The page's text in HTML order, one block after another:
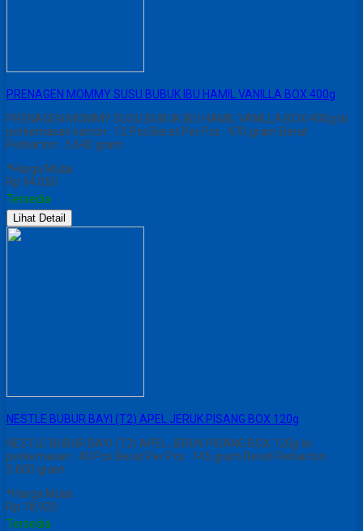
PRENAGEN MOMMY SUSU BUBUK IBU HAMIL VANILLA BOX 400g
PRENAGEN MOMMY SUSU BUBUK IBU HAMIL VANILLA BOX 400g Isi
perkemasan karton : 12 Pcs Berat Per Pcs : 470 gram Berat
Perkarton : 5.640 gram
*Harga Mulai
Rp 94.050
Tersedia
Lihat Detail
NESTLE BUBUR BAYI (T2) APEL JERUK PISANG BOX 120g
NESTLE BUBUR BAYI (T2) APEL JERUK PISANG BOX 120g Isi
perkemasan : 40 Pcs Berat Per Pcs : 145 gram Berat Perkarton :
5.800 gram
*Harga Mulai
Rp 18.920
Tersedia